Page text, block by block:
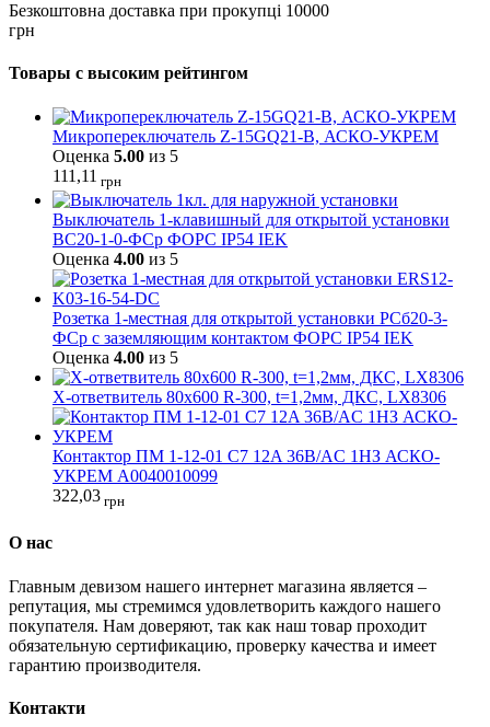
Безкоштовна доставка при прокупці 10000
грн
Товары с высоким рейтингом
Микропереключатель Z-15GQ21-B, АСКО-УКРЕМ
Оценка 5.00 из 5
111,11 грн
Выключатель 1-клавишный для открытой установки
ВС20-1-0-ФСр ФОРС IP54 IEK
Оценка 4.00 из 5
Розетка 1-местная для открытой установки РСб20-3-
ФСр с заземляющим контактом ФОРС IP54 IEK
Оценка 4.00 из 5
Х-ответвитель 80х600 R-300, t=1,2мм, ДКС, LX8306
Контактор ПМ 1-12-01 C7 12A 36B/AC 1НЗ АСКО-
УКРЕМ A0040010099
322,03 грн
О нас
Главным девизом нашего интернет магазина является –
репутация, мы стремимся удовлетворить каждого нашего
покупателя. Нам доверяют, так как наш товар проходит
обязательную сертификацию, проверку качества и имеет
гарантию производителя.
Контакти